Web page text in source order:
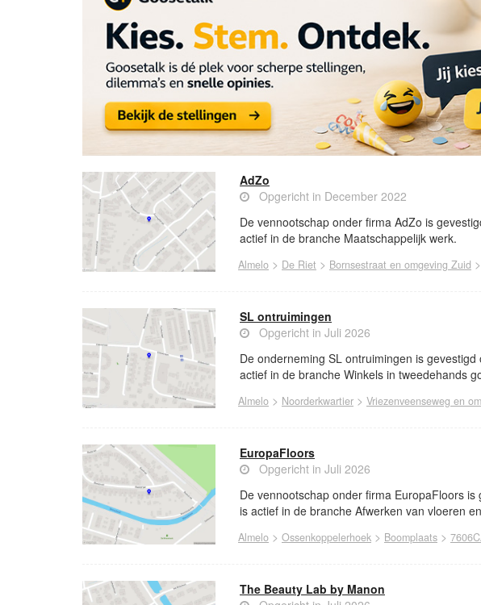
AdZo
Opgericht in December 2022
De vennootschap onder firma AdZo is
actief in de branche Maatschappelijk werk.
Almelo > De Riet > Bornsestraat en omgeving Zuid >
SL ontruimingen
Opgericht in Juli 2026
De onderneming SL ontruimingen is
actief in de branche Winkels in tweedehands
Almelo > Noorderkwartier > Vriezenveenseweg en
EuropaFloors
Opgericht in Juli 2026
De vennootschap onder firma EuropaFloors
is actief in de branche Afwerken van vloeren
Almelo > Ossenkoppelerhoek > Boomplaats >
The Beauty Lab by Manon